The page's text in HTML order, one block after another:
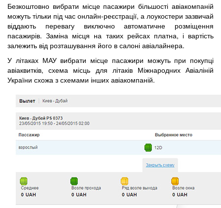
Безкоштовно вибрати місце пасажири більшості авіакомпаній
можуть тільки під час онлайн-реєстрації, а лоукостери зазвичай
віддають перевагу виключно автоматичне розміщення
пасажирів. Заміна місця на таких рейсах платна, і вартість
залежить від розташування його в салоні авіалайнера.
У літаках МАУ вибрати місце пасажири можуть при покупці
авіаквитків, схема місць для літаків Міжнародних Авіаліній
України схожа з схемами інших авіакомпаній.